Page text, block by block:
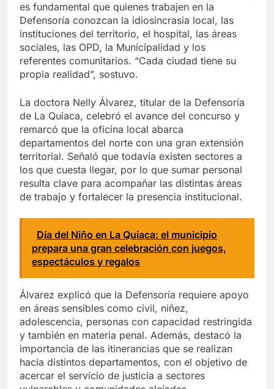
es fundamental que quienes trabajen en la
Defensoría conozcan la idiosincrasia local, las
instituciones del territorio, el hospital, las áreas
sociales, las OPD, la Municipalidad y los
referentes comunitarios. “Cada ciudad tiene su
propia realidad”, sostuvo.
La doctora Nelly Álvarez, titular de la Defensoría
de La Quiaca, celebró el avance del concurso y
remarcó que la oficina local abarca
departamentos del norte con una gran extensión
territorial. Señaló que todavía existen sectores a
los que cuesta llegar, por lo que sumar personal
resulta clave para acompañar las distintas áreas
de trabajo y fortalecer la presencia institucional.
Día del Niño en La Quiaca: el municipio
prepara una gran celebración con juegos,
espectáculos y regalos
Álvarez explicó que la Defensoría requiere apoyo
en áreas sensibles como civil, niñez,
adolescencia, personas con capacidad restringida
y también en materia penal. Además, destacó la
importancia de las itinerancias que se realizan
hacia distintos departamentos, con el objetivo de
acercar el servicio de justicia a sectores